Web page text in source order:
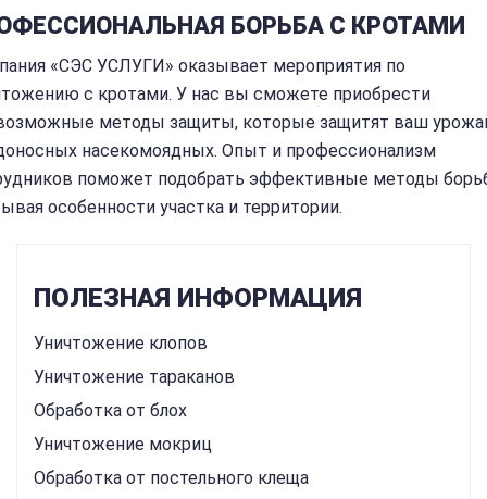
БОРЬБА С КРОТАМИ
«СЭС УСЛУГИ» оказывает мероприятия по
с кротами. У нас вы сможете приобрести
методы защиты, которые защитят ваш
насекомоядных. Опыт и профессионализм
поможет подобрать эффективные методы
особенности участка и территории.
ПОЛЕЗНАЯ ИНФОРМАЦИЯ
Уничтожение клопов
Уничтожение тараканов
Обработка от блох
Уничтожение мокриц
Обработка от постельного клеща